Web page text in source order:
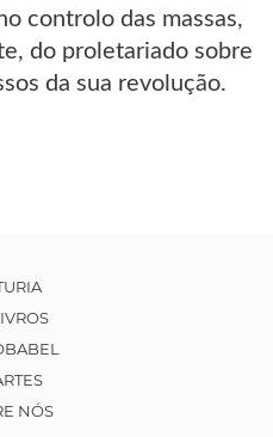
controlo das massas,
do proletariado sobre
da sua revolução.
NÓS